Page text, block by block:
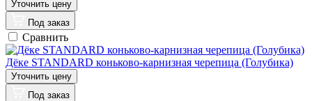
Под заказ
Сравнить
Дёке STANDARD коньково-карнизная черепица (Голубика)
Под заказ